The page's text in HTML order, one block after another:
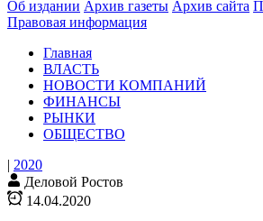
Об издании Архив газеты Архив сайта
Правовая информация
Главная
ВЛАСТЬ
НОВОСТИ КОМПАНИЙ
ФИНАНСЫ
РЫНКИ
ОБЩЕСТВО
| 2020
Деловой Ростов
14.04.2020